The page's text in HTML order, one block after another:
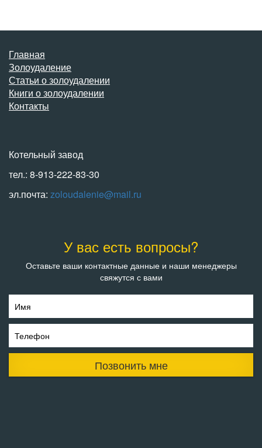
Главная
Золоудаление
Статьи о золоудалении
Книги о золоудалении
Контакты
Котельный завод
тел.: 8-913-222-83-30
эл.почта: zoloudalenie@mail.ru
У вас есть вопросы?
Оставьте ваши контактные данные и наши менеджеры
свяжутся с вами
Имя
Телефон
Позвонить мне